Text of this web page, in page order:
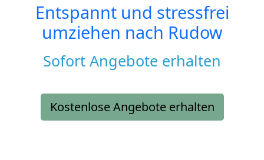
Entspannt und stressfrei
umziehen nach Rudow
Sofort Angebote erhalten
Kostenlose Angebote erhalten